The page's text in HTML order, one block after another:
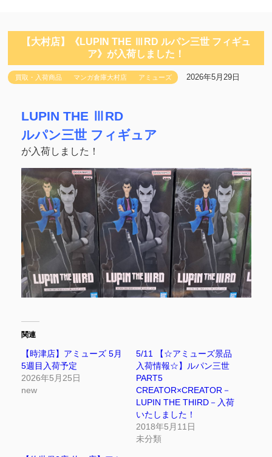
【大村店】《LUPIN THE ⅢRD ルパン三世 フィギュ
ア》が入荷しました！
買取・入荷商品 マンガ倉庫大村店 アミューズ 2026年5月29日
LUPIN THE ⅢRD
ルパン三世 フィギュア
が入荷しました！
関連
【時津店】アミューズ 5月
5週目入荷予定
2026年5月25日
new
5/11 【☆アミューズ景品
入荷情報☆】ルパン三世
PART5
CREATOR×CREATOR－
LUPIN THE THIRD－入荷
いたしました！
2018年5月11日
未分類